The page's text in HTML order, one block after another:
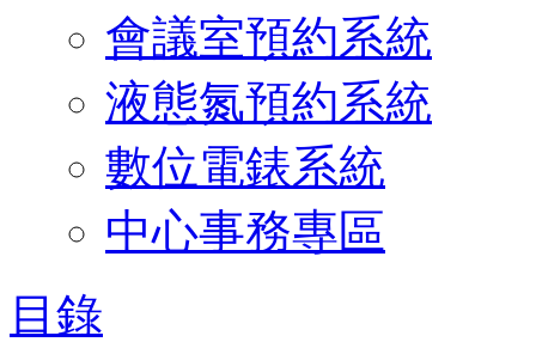
會議室預約系統
液態氮預約系統
數位電錶系統
中心事務專區
目錄